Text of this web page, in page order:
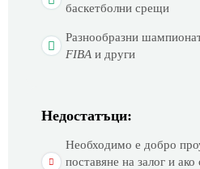
баскетболни срещи
Разнообразни
FIBA и други
Недостатъци:
Необходимо е добро
поставяне на залог и